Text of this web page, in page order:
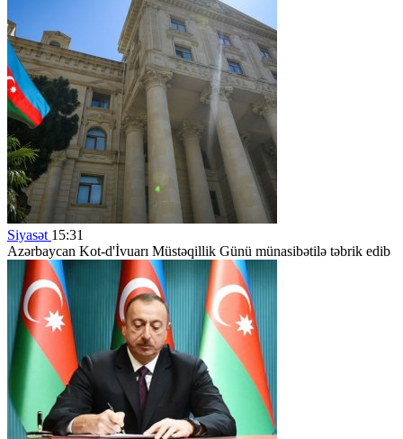
Siyasət 15:31
Azərbaycan Kot-d'İvuarı Müstəqillik Günü münasibətilə təbrik edib